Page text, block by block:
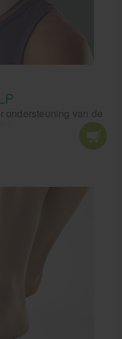
ondersteuning van de
ingezet worden bij
van de nek.